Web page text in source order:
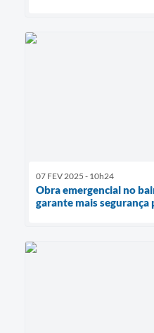
07 FEV 2025 - 10h24
Obra emergencial no
garante mais segurança